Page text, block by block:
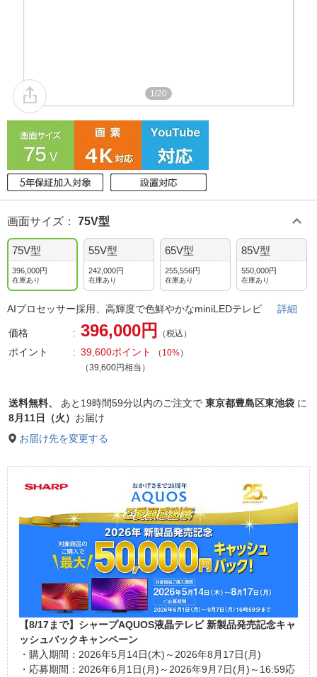
1/20
画面サイズ ： 75V型
75V型
396,000円
在庫あり
55V型
242,000円
在庫あり
65V型
255,556円
在庫あり
85V型
550,000円
在庫あり
AIプロセッサー採用、高輝度で色鮮やかなminiLEDテレビ 詳細
価格 396,000円 （税込）
ポイント 39,600ポイント （ 10%）
（39,600円相当）
送料無料、 あと 19時間59分以内のご注文で 東京都豊島区東池袋 に
8月11日（火） お届け
お届け先を変更する
【8/17まで】シャープAQUOS液晶テレビ 新製品発売記念キャ
ッシュバックキャンペーン
・購入期間：2026年5月14日(木)～2026年8月17日(月)
・応募期間：2026年6月1日(月)～2026年9月7日(月)～16:59応